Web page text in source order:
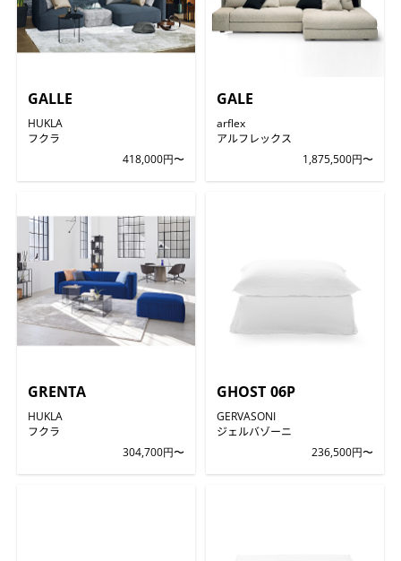
GALLE
HUKLA
フクラ
418,000円〜
GALE
arflex
アルフレックス
1,875,500円〜
GRENTA
HUKLA
フクラ
304,700円〜
GHOST 06P
GERVASONI
ジェルバゾーニ
236,500円〜